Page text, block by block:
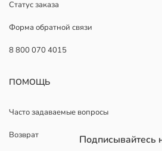
Статус заказа
Форма обратной связи
8 800 070 4015
ПОМОЩЬ
Часто задаваемые вопросы
Возврат Подписывайтесь